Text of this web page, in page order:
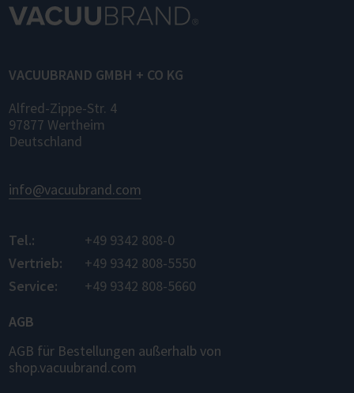
von Laborgeräten und Software
VACUUBRAND GMBH + CO KG
Alfred-Zippe-Str. 4
97877 Wertheim
Deutschland
info@vacuubrand.com
Tel.:
+49 9342 808-0
Vertrieb:
+49 9342 808-5550
Service:
+49 9342 808-5660
AGB
AGB für Bestellungen außerhalb von
shop.vacuubrand.com